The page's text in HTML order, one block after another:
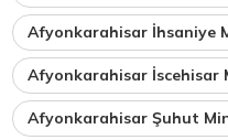
Afyonkarahisar İhsaniye
Afyonkarahisar İscehisar
Afyonkarahisar Şuhut